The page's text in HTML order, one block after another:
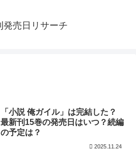
発売日リサーチ
「小説 俺ガイル」は完結した？
最新刊15巻の発売日はいつ？続編
の予定は？
2025.11.24